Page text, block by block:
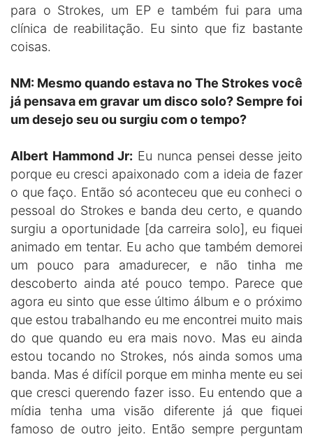
para o Strokes, um EP e também fui para uma
clínica de reabilitação. Eu sinto que fiz bastante
coisas.
NM: Mesmo quando estava no The Strokes você
já pensava em gravar um disco solo? Sempre foi
um desejo seu ou surgiu com o tempo?
Albert Hammond Jr: Eu nunca pensei desse jeito
porque eu cresci apaixonado com a ideia de fazer
o que faço. Então só aconteceu que eu conheci o
pessoal do Strokes e banda deu certo, e quando
surgiu a oportunidade [da carreira solo], eu fiquei
animado em tentar. Eu acho que também demorei
um pouco para amadurecer, e não tinha me
descoberto ainda até pouco tempo. Parece que
agora eu sinto que esse último álbum e o próximo
que estou trabalhando eu me encontrei muito mais
do que quando eu era mais novo. Mas eu ainda
estou tocando no Strokes, nós ainda somos uma
banda. Mas é difícil porque em minha mente eu sei
que cresci querendo fazer isso. Eu entendo que a
mídia tenha uma visão diferente já que fiquei
famoso de outro jeito. Então sempre perguntam